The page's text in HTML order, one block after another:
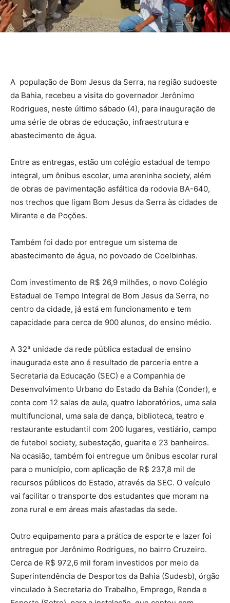
A população de Bom Jesus da Serra, na região sudoeste
da Bahia, recebeu a visita do governador Jerônimo
Rodrigues, neste último sábado (4), para inauguração de
uma série de obras de educação, infraestrutura e
abastecimento de água.
Entre as entregas, estão um colégio estadual de tempo
integral, um ônibus escolar, uma areninha society, além
de obras de pavimentação asfáltica da rodovia BA-640,
nos trechos que ligam Bom Jesus da Serra às cidades de
Mirante e de Poções.
Também foi dado por entregue um sistema de
abastecimento de água, no povoado de Coelbinhas.
Com investimento de R$ 26,9 milhões, o novo Colégio
Estadual de Tempo Integral de Bom Jesus da Serra, no
centro da cidade, já está em funcionamento e tem
capacidade para cerca de 900 alunos, do ensino médio.
A 32ª unidade da rede pública estadual de ensino
inaugurada este ano é resultado de parceria entre a
Secretaria da Educação (SEC) e a Companhia de
Desenvolvimento Urbano do Estado da Bahia (Conder), e
conta com 12 salas de aula, quatro laboratórios, uma sala
multifuncional, uma sala de dança, biblioteca, teatro e
restaurante estudantil com 200 lugares, vestiário, campo
de futebol society, subestação, guarita e 23 banheiros.
Na ocasião, também foi entregue um ônibus escolar rural
para o município, com aplicação de R$ 237,8 mil de
recursos públicos do Estado, através da SEC. O veículo
vai facilitar o transporte dos estudantes que moram na
zona rural e em áreas mais afastadas da sede.
Outro equipamento para a prática de esporte e lazer foi
entregue por Jerônimo Rodrigues, no bairro Cruzeiro.
Cerca de R$ 972,6 mil foram investidos por meio da
Superintendência de Desportos da Bahia (Sudesb), órgão
vinculado à Secretaria do Trabalho, Emprego, Renda e